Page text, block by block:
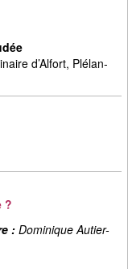
d’Alfort, Plélan-
?
:Dominique Autier-